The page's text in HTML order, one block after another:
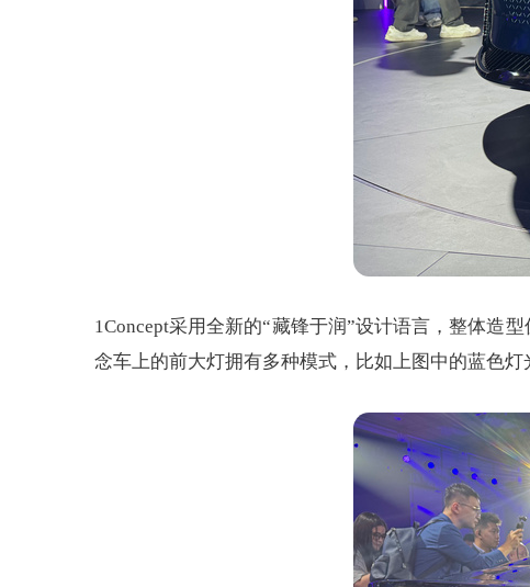
1Concept采用全新的“藏锋于润”设计语言，整体造
念车上的前大灯拥有多种模式，比如上图中的蓝色